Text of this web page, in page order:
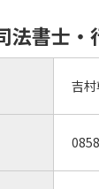
法書士・
吉